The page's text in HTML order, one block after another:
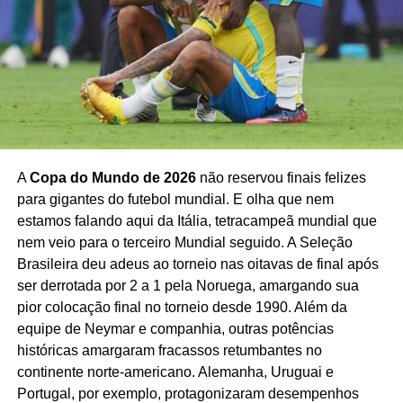
México: O Peso da
Tradição
edições da Copa do Mundo, utilizando estádios que
respiram a história do futebol mundial. O pontapé inicial
da competição acontece no históricoEstádio Azteca, na
Cidade do México, no dia 11 de junho. Os donos da casa
enfrentam a África do Sul às 16h, marcando a terceira vez
que o estádio recebe uma abertura de Mundial, algo
inédito em 96 anos de Copa de Mundo.
Também será a primeira vez que uma partida de abertura
de Copa se repete, já que México e África do Sul se
enfrentaram na abertura da Copa de 2010, naquela
assistente de vídeo, o famosoVAR, gerou fortes protestos
de diversas federações ao longo do torneio. O termo
“VARgentina”
viralizou nas redes sociais após decisões
favoráveis à equipe sul-americana em momentos
decisivos.
Não expulsão de Messi no jogo de estreia contra a
ACopa do Mundo de 2026 não reservou finais felizes
para gigantes do futebol mundial. E olha que nem
estamos falando aqui da Itália, tetracampeã mundial que
nem veio para o terceiro Mundial seguido. A Seleção
Brasileira deu adeus ao torneio nas oitavas de final após
ser derrotada por 2 a 1 pela Noruega, amargando sua
pior colocação final no torneio desde 1990. Além da
equipe de Neymar e companhia, outras potências
históricas amargaram fracassos retumbantes no
continente norte-americano. Alemanha, Uruguai e
Portugal, por exemplo, protagonizaram desempenhos